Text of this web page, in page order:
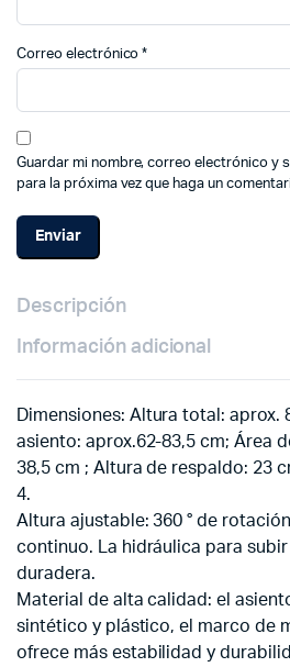
Correo electrónico*
Guardar mi nombre, correo electrónico y
para la próxima vez que haga un
Descripción
Información adicional
Dimensiones: Altura total: aprox.
asiento: aprox.62-83,5 cm; Área
38,5 cm ; Altura de respaldo: 23
4.
Altura ajustable: 360 ° de
continuo. La hidráulica para
duradera.
Material de alta calidad: el
sintético y plástico, el marco de
ofrece más estabilidad y